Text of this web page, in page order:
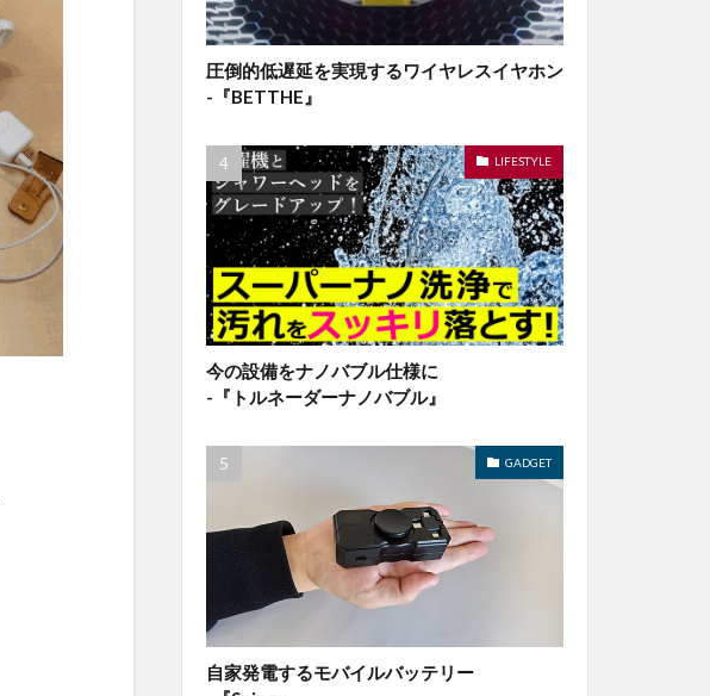
圧倒的低遅延を実現するワイヤレスイヤホン
-『BETTHE』
LIFESTYLE
今の設備をナノバブル仕様に
-『トルネーダーナノバブル』
GADGET
自家発電するモバイルバッテリー